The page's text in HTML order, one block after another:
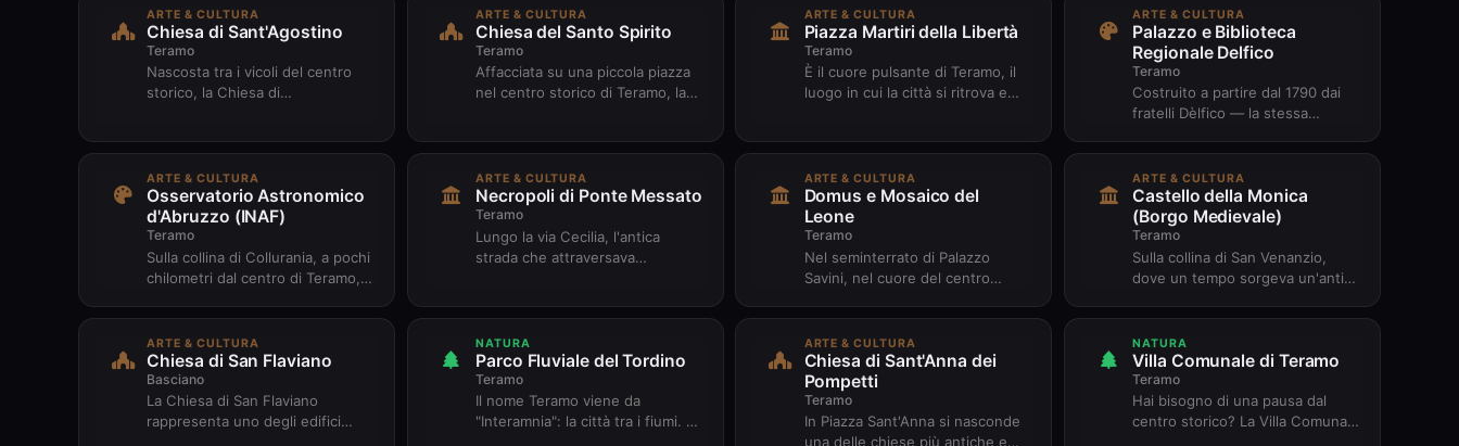
a...
Castell...
ARTE & CULTURA
Chiesa di Sant'Agostino
Teramo
Nascosta tra i vicoli del centro
storico, la Chiesa di
terama...
ARTE & CULTURA
Chiesa del Santo Spirito
Teramo
Affacciata su una piccola piazza
nel centro storico di Teramo, la
ARTE & CULTURA
Piazza Martiri della Libertà
Teramo
È il cuore pulsante di Teramo, il
luogo in cui la città si ritrova e
ARTE & CULTURA
Palazzo e Biblioteca
Regionale Delfico
Teramo
Costruito a partire dal 1790 dai
fratelli Dèlfico — la stessa
Melchiorre — il Palazzo...
ARTE & CULTURA
Osservatorio Astronomico
d'Abruzzo (INAF)
Teramo
Sulla collina di Collurania, a pochi
chilometri dal centro di Teramo,
astronomici più antich...
ARTE & CULTURA
Necropoli di Ponte Messato
Teramo
Lungo la via Cecilia, l'antica
strada che attraversava
ARTE & CULTURA
Domus e Mosaico del
Leone
Teramo
Nel seminterrato di Palazzo
Savini, nel cuore del centro
dell'arte romana in Italia:...
ARTE & CULTURA
Castello della Monica
(Borgo Medievale)
Teramo
Sulla collina di San Venanzio,
dove un tempo sorgeva un'antica
l'artista teramano Gennaro...
ARTE & CULTURA
Chiesa di San Flaviano
Basciano
La Chiesa di San Flaviano
rappresenta uno degli edifici
NATURA
Parco Fluviale del Tordino
Teramo
Il nome Teramo viene da
"Interamnia": la città tra i fiumi. E i
ARTE & CULTURA
Chiesa di Sant'Anna dei
Pompetti
Teramo
In Piazza Sant'Anna si nasconde
una delle chiese più antiche e
NATURA
Villa Comunale di Teramo
Teramo
Hai bisogno di una pausa dal
centro storico? La Villa Comunale